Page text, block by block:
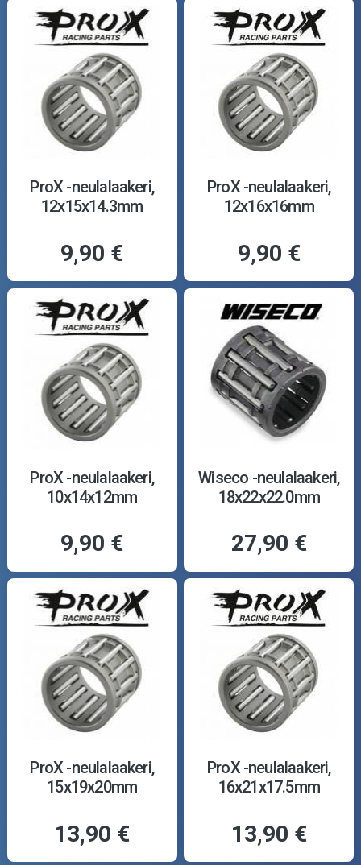
ProX -neulalaakeri,
12x15x14.3mm
9,90 €
ProX -neulalaakeri,
12x16x16mm
9,90 €
ProX -neulalaakeri,
10x14x12mm
9,90 €
Wiseco -neulalaakeri,
18x22x22.0mm
27,90 €
ProX -neulalaakeri,
15x19x20mm
13,90 €
ProX -neulalaakeri,
16x21x17.5mm
13,90 €